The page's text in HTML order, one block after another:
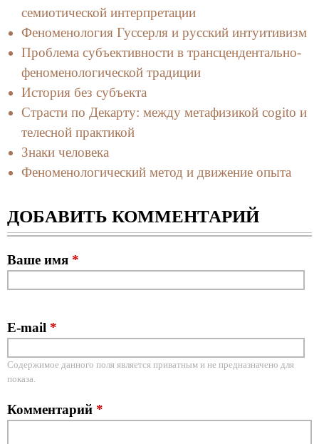
семиотической интерпретации
Феноменология Гуссерля и русский интуитивизм
Проблема субъективности в трансцендентально-
феноменологической традиции
История без субъекта
Страсти по Декарту: между метафизикой cogito и
телесной практикой
Знаки человека
Феноменологический метод и движение опыта
ДОБАВИТЬ КОММЕНТАРИЙ
Ваше имя *
E-mail *
Содержимое данного поля является приватным и не предназначено для
показа.
Комментарий *